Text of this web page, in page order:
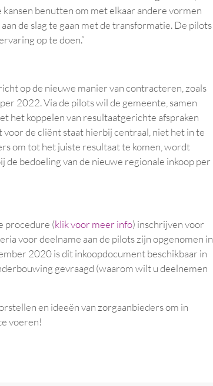
benutten om met elkaar andere vormen
de slag te gaan met de transformatie. De pilots
op te doen.”
op de nieuwe manier van contracteren, zoals
2022. Via de pilots wil de gemeente, samen
het koppelen van resultaatgerichte afspraken
de cliënt staat hierbij centraal, niet het in te
om tot het juiste resultaat te komen, wordt
bedoeling van de nieuwe regionale inkoop per
procedure (klik voor meer info) inschrijven voor
voor deelname aan de pilots zijn opgenomen in
2020 is dit inkoopdocument beschikbaar in
gevraagd (waarom wilt u deelnemen
en ideeën van zorgaanbieders om in
voeren!